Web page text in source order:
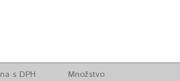
s DPH Množstvo